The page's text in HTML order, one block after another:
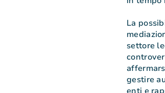
La
settore
gestire